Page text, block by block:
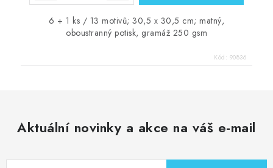
6 + 1 ks / 13 motivů; 30,5 x 30,5 cm; matný,
oboustranný potisk, gramáž 250 gsm
Kód: 90836
Aktuální novinky a akce na váš e-mail